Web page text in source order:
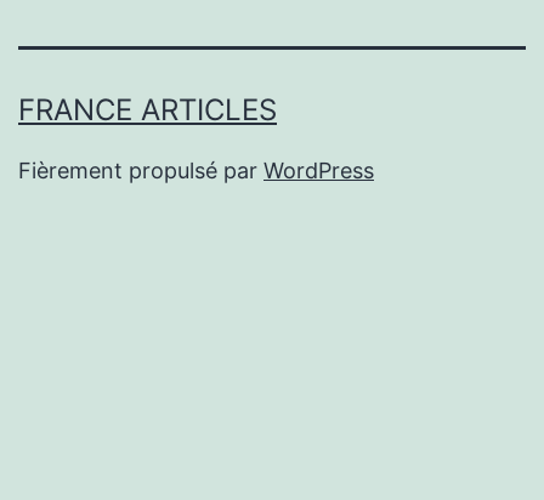
FRANCE ARTICLES
Fièrement propulsé par WordPress